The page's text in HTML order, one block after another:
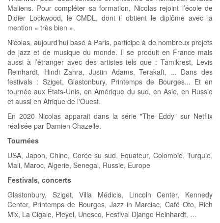
Maliens. Pour compléter sa formation, Nicolas rejoint l’école de
Didier Lockwood, le CMDL, dont il obtient le diplôme avec la
mention « très bien ».
Nicolas, aujourd'hui basé à Paris, participe à de nombreux projets
de jazz et de musique du monde. Il se produit en France mais
aussi à l’étranger avec des artistes tels que : Tamikrest, Levis
Reinhardt, Hindi Zahra, Justin Adams, Terakaft, ... Dans des
festivals : Sziget, Glastonbury, Printemps de Bourges... Et en
tournée aux États-Unis, en Amérique du sud, en Asie, en Russie
et aussi en Afrique de l'Ouest.
En 2020 Nicolas apparait dans la série "The Eddy" sur Netflix
réalisée par Damien Chazelle.
Tournées
USA, Japon, Chine, Corée su sud, Equateur, Colombie, Turquie,
Mali, Maroc, Algerie, Senegal, Russie, Europe
Festivals, concerts
Glastonbury, Sziget, Villa Médicis, Lincoln Center, Kennedy
Center, Printemps de Bourges, Jazz in Marciac, Café Oto, Rich
Mix, La Cigale, Pleyel, Unesco, Festival Django Reinhardt, …